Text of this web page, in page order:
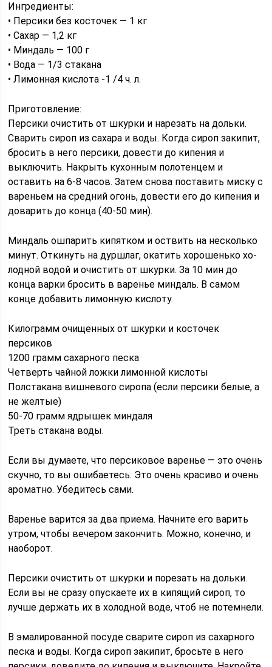
Ингредиенты:
• Персики без косточек — 1 кг
• Сахар — 1,2 кг
• Миндаль — 100 г
• Вода — 1/3 стакана
• Лимонная кислота -1 /4 ч. л.
Приготовление:
Персики очистить от шкурки и нарезать на дольки.
Сварить сироп из сахара и воды. Когда сироп закипит,
бросить в него персики, довести до кипения и
выключить. Накрыть кухонным полотенцем и
оставить на 6-8 часов. Затем снова поставить миску с
вареньем на средний огонь, довести его до кипения и
доварить до конца (40-50 мин).
Миндаль ошпарить кипятком и оствить на несколько
минут. Откинуть на дуршлаг, окатить хорошенько хо-
лодной водой и очистить от шкурки. За 10 мин до
конца варки бросить в варенье миндаль. В самом
конце добавить лимонную кислоту.
Килограмм очищенных от шкурки и косточек
персиков
1200 грамм сахарного песка
Четверть чайной ложки лимонной кислоты
Полстакана вишневого сиропа (если персики белые, а
не желтые)
50-70 грамм ядрышек миндаля
Треть стакана воды.
Если вы думаете, что персиковое варенье — это очень
скучно, то вы ошибаетесь. Это очень красиво и очень
ароматно. Убедитесь сами.
Варенье варится за два приема. Начните его варить
утром, чтобы вечером закончить. Можно, конечно, и
наоборот.
Персики очистить от шкурки и порезать на дольки.
Если вы не сразу опускаете их в кипящий сироп, то
лучше держать их в холодной воде, чтоб не потемнели.
В эмалированной посуде сварите сироп из сахарного
песка и воды. Когда сироп закипит, бросьте в него